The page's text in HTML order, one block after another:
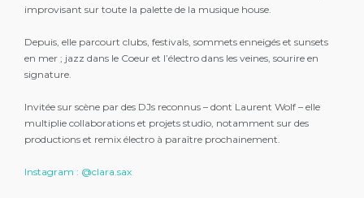
improvisant sur toute la palette de la musique house.
Depuis, elle parcourt clubs, festivals, sommets enneigés et sunsets
en mer ; jazz dans le Coeur et l’électro dans les veines, sourire en
signature.
Invitée sur scène par des DJs reconnus – dont Laurent Wolf – elle
multiplie collaborations et projets studio, notamment sur des
productions et remix électro à paraître prochainement.
Instagram : @clara.sax